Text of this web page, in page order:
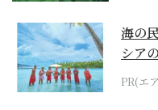
海の
シア
らみ
PR(エ